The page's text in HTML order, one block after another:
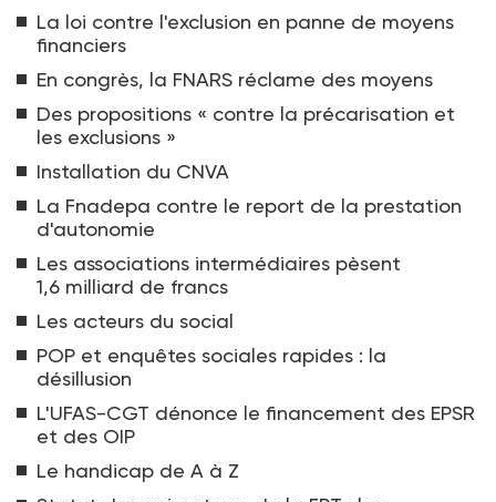
La loi contre l'exclusion en panne de moyens
financiers
En congrès, la FNARS réclame des moyens
Des propositions « contre la précarisation et
les exclusions »
Installation du CNVA
La Fnadepa contre le report de la prestation
d'autonomie
Les associations intermédiaires pèsent
1,6 milliard de francs
Les acteurs du social
POP et enquêtes sociales rapides : la
désillusion
L'UFAS-CGT dénonce le financement des EPSR
et des OIP
Le handicap de A à Z